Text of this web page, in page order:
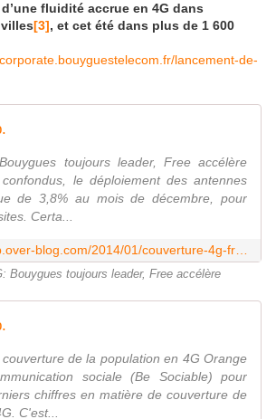
fluidité accrue en 4G dans
[3], et cet été dans plus de 1 600
lancement-de-
toujours leader, Free accélère
le déploiement des antennes
de 3,8% au mois de décembre, pour
Certa...
Bouygues toujours leader, Free accélère
de la population en 4G Orange
sociale (Be Sociable) pour
chiffres en matière de couverture de
C'est...